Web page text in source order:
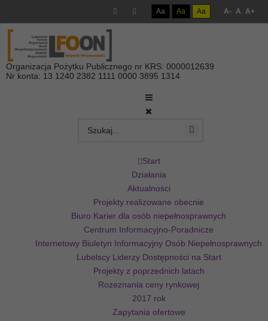
Aa Aa Aa A- A A+
Organizacja Pożytku Publicznego nr KRS: 0000012639
Nr konta: 13 1240 2382 1111 0000 3895 1314
Start
Działania
Aktualności
Projekty realizowane obecnie
Biuro Karier dla osób niepełnosprawnych
Centrum Informacyjno-Poradnicze
Internetowy Biuletyn Informacyjny Osób Niepełnosprawnych
Lubelscy Liderzy Dostępności na Start
Projekty z poprzednich latach
Rozeznania ceny rynkowej
2017 rok
Zapytania ofertowe